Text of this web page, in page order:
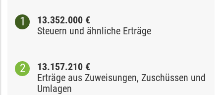
13.352.000 €
Steuern und ähnliche Erträge
13.157.210 €
Erträge aus Zuweisungen, Zuschüssen und
Umlagen